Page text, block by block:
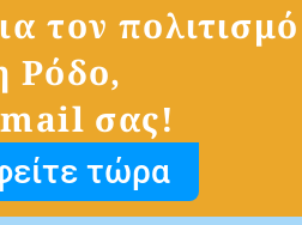
τον πολιτισμό
Ρόδο,
σας!
τώρα